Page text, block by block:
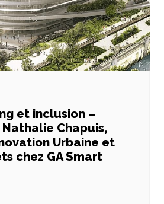
et inclusion –
Chapuis,
Urbaine et
chez GA Smart